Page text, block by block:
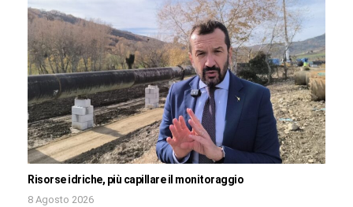
Risorse idriche, più capillare il monitoraggio
8 Agosto 2026